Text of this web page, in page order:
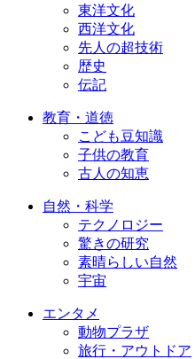
東洋文化
西洋文化
先人の超技術
歴史
伝記
教育・道徳
こども豆知識
子供の教育
古人の知恵
自然・科学
テクノロジー
驚きの研究
素晴らしい自然
宇宙
エンタメ
動物プラザ
旅行・アウトドア